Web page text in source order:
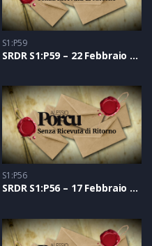
S1:P59
SRDR S1:P59 – 22 Febbraio 2021
S1:P56
SRDR S1:P56 – 17 Febbraio 2021